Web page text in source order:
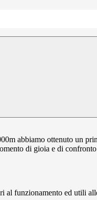
abbiamo ottenuto un
di gioia e di
al funzionamento ed utili